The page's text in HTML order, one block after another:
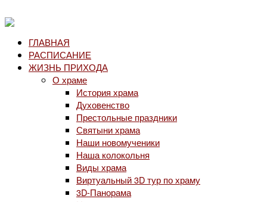
ГЛАВНАЯ
РАСПИСАНИЕ
ЖИЗНЬ ПРИХОДА
О храме
История храма
Духовенство
Престольные праздники
Святыни храма
Наши новомученики
Наша колокольня
Виды храма
Виртуальный 3D тур по храму
3D-Панорама